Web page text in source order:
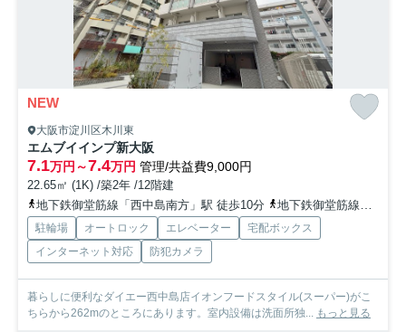
NEW
大阪市淀川区木川東
エムブイインプ新大阪
7.1万円～7.4万円 管理/共益費9,000円
22.65㎡ (1K) /築2年 /12階建
地下鉄御堂筋線「西中島南方」駅 徒歩10分
地下鉄御堂筋線「新大阪」駅 徒歩9分
駐輪場 オートロック エレベーター
宅配ボックス
インターネット対応
防犯カメラ
暮らしに便利なダイエー西中島店イオンフードスタイル(スーパー)がこ
ちらから262mのところにあります。室内設備は洗面所独...
もっと見る